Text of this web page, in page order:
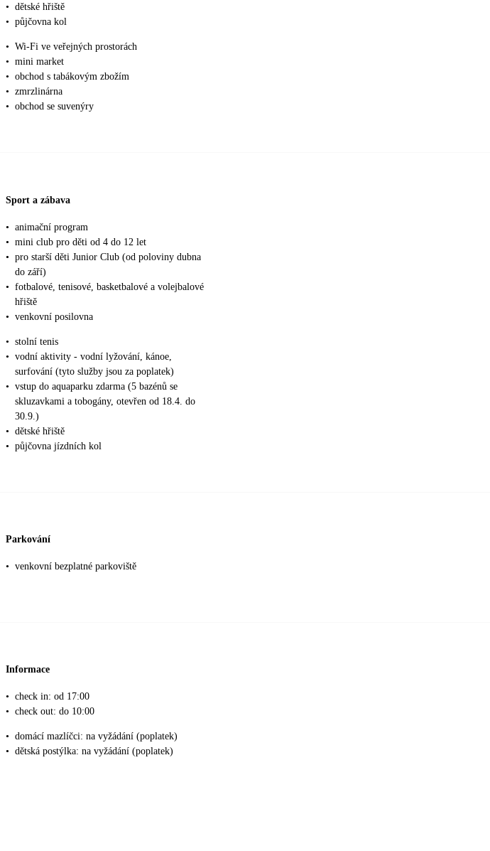
• dětské hřiště
• půjčovna kol
• Wi-Fi ve veřejných prostorách
• mini market
• obchod s tabákovým zbožím
• zmrzlinárna
• obchod se suvenýry
Sport a zábava
• animační program
• mini club pro děti od 4 do 12 let
• pro starší děti Junior Club (od poloviny dubna
do září)
• fotbalové, tenisové, basketbalové a volejbalové
hřiště
• venkovní posilovna
• stolní tenis
• vodní aktivity - vodní lyžování, kánoe,
surfování (tyto služby jsou za poplatek)
• vstup do aquaparku zdarma (5 bazénů se
skluzavkami a tobogány, otevřen od 18.4. do
30.9.)
• dětské hřiště
• půjčovna jízdních kol
Parkování
• venkovní bezplatné parkoviště
Informace
• check in: od 17:00
• check out: do 10:00
• domácí mazlíčci: na vyžádání (poplatek)
• dětská postýlka: na vyžádání (poplatek)